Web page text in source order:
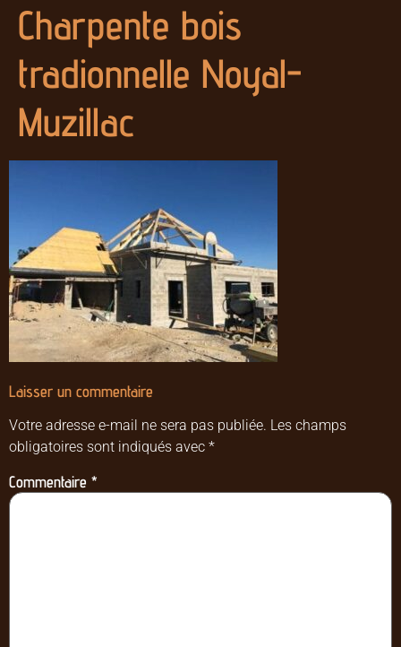
Charpente bois
tradionnelle Noyal-
Muzillac
Laisser un commentaire
Votre adresse e-mail ne sera pas publiée. Les champs
obligatoires sont indiqués avec *
Commentaire *